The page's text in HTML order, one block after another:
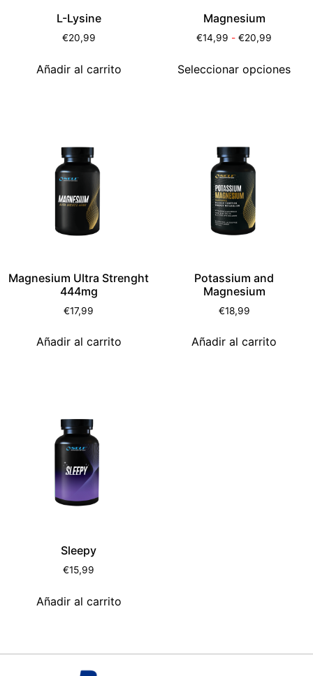
L-Lysine
€20,99
Añadir al carrito
Magnesium
€14,99 -€20,99
Seleccionar opciones
Magnesium Ultra Strenght
444mg
€17,99
Añadir al carrito
Potassium and
Magnesium
€18,99
Añadir al carrito
Sleepy
€15,99
Añadir al carrito